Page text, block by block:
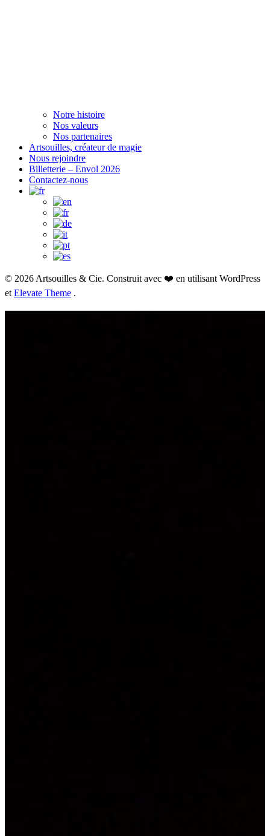
Notre histoire
Nos valeurs
Nos partenaires
Artsouilles, créateur de magie
Nous rejoindre
Billetterie – Envol 2026
Contactez-nous
© 2026 Artsouilles & Cie. Construit avec ❤️ en utilisant WordPress
et Elevate Theme .